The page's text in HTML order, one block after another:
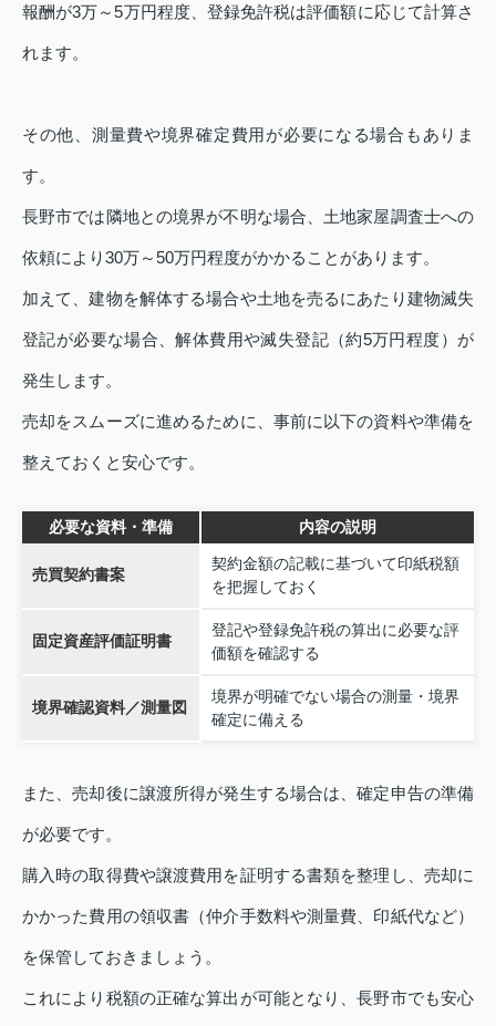
報酬が3万～5万円程度、登録免許税は評価額に応じて計算さ
れます。
その他、測量費や境界確定費用が必要になる場合もありま
す。
長野市では隣地との境界が不明な場合、土地家屋調査士への
依頼により30万～50万円程度がかかることがあります。
加えて、建物を解体する場合や土地を売るにあたり建物滅失
登記が必要な場合、解体費用や滅失登記（約5万円程度）が
発生します。
売却をスムーズに進めるために、事前に以下の資料や準備を
整えておくと安心です。
必要な資料・準備 内容の説明
売買契約書案
契約金額の記載に基づいて印紙税額
を把握しておく
固定資産評価証明書
登記や登録免許税の算出に必要な評
価額を確認する
境界確認資料／測量図
境界が明確でない場合の測量・境界
確定に備える
また、売却後に譲渡所得が発生する場合は、確定申告の準備
が必要です。
購入時の取得費や譲渡費用を証明する書類を整理し、売却に
かかった費用の領収書（仲介手数料や測量費、印紙代など）
を保管しておきましょう。
これにより税額の正確な算出が可能となり、長野市でも安心